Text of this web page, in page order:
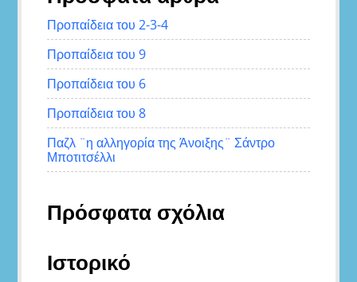
Προπαίδεια του 2-3-4
Προπαίδεια του 9
Προπαίδεια του 6
Προπαίδεια του 8
Παζλ ¨η αλληγορία της Άνοιξης¨ Σάντρο
Μποτιτσέλλι
Πρόσφατα σχόλια
Ιστορικό